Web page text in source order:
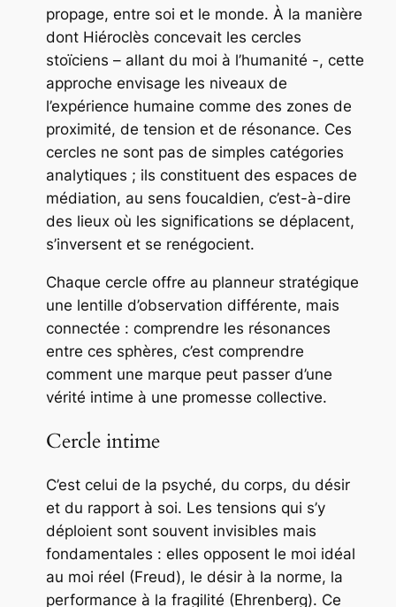
propage, entre soi et le monde. À la manière
dont Hiéroclès concevait les cercles
stoïciens – allant du moi à l’humanité -, cette
approche envisage les niveaux de
l’expérience humaine comme des zones de
proximité, de tension et de résonance. Ces
cercles ne sont pas de simples catégories
analytiques ; ils constituent des espaces de
médiation, au sens foucaldien, c’est-à-dire
des lieux où les significations se déplacent,
s’inversent et se renégocient.
Chaque cercle offre au planneur stratégique
une lentille d’observation différente, mais
connectée : comprendre les résonances
entre ces sphères, c’est comprendre
comment une marque peut passer d’une
vérité intime à une promesse collective.
Cercle intime
C’est celui de la psyché, du corps, du désir
et du rapport à soi. Les tensions qui s’y
déploient sont souvent invisibles mais
fondamentales : elles opposent le moi idéal
au moi réel (Freud), le désir à la norme, la
performance à la fragilité (Ehrenberg). Ce